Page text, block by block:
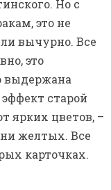
в
линиями
общий
и просто
что мы
об этом